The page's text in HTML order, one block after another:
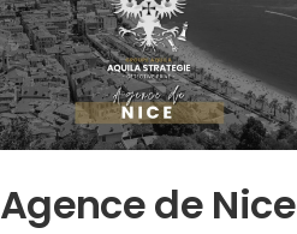
Agence de Nice